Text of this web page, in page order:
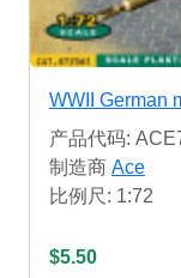
WWII German
产品代码:
制造商 Ace
比例尺: 1:72
$5.50